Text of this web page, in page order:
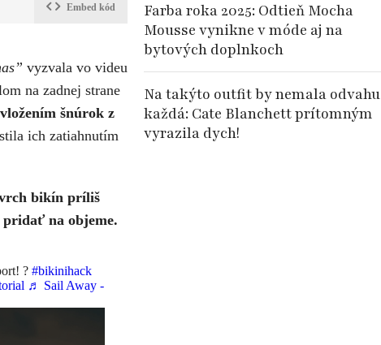
Embed kód
vyzvala vo videu
na zadnej strane
šnúrok z
ich zatiahnutím
vrch bikín príliš
na objeme.
? #bikinihack
♬ Sail Away -
Farba roka 2025: Odtieň Mocha
Mousse vynikne v móde aj na
bytových doplnkoch
Na takýto outfit by nemala odvahu
každá: Cate Blanchett prítomným
vyrazila dych!